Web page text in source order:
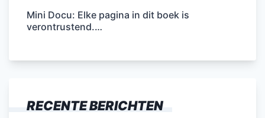
Mini Docu: Elke pagina in dit boek is
verontrustend.…
RECENTE BERICHTEN